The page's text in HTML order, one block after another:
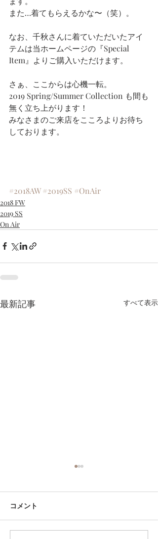
また…着てもらえるかな〜（笑）。
なお、千秋さんに着ていただいたアイ
テムは当ホームページの『Special
Item』よりご購入いただけます。
さぁ、ここからは心機一転。
2019 Spring/Summer Collection も間も
無く立ち上がります！
みなさまのご来店をこころよりお待ち
しております。
#2018AW #2019SS #OnAir
2018 FW
2019 SS
On Air
最新記事 すべて表示
コメント